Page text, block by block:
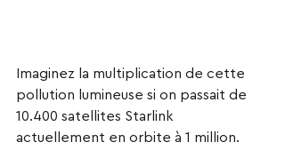
Imaginez la multiplication de cette
pollution lumineuse si on passait de
10.400 satellites Starlink
actuellement en orbite à 1 million.